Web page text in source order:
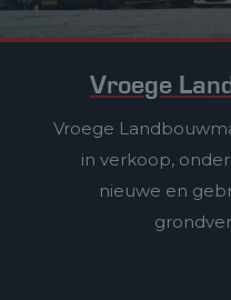
Vroege
Vroege
in verkoop,
nieuwe en